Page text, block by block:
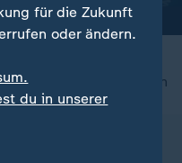
nach oben
für die Zukunft
oder ändern.
du in unserer